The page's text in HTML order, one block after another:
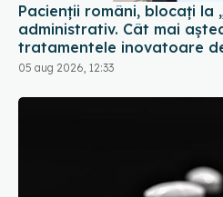
Pacienții români, blocați la
administrativ. Cât mai
tratamentele inovatoare
Europa
05 aug 2026, 12:33